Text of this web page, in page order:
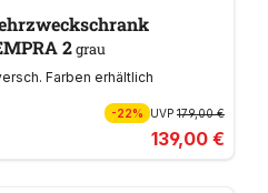
2grau
Farben erhältlich
-22% UVP 179,00 €
139,00 €